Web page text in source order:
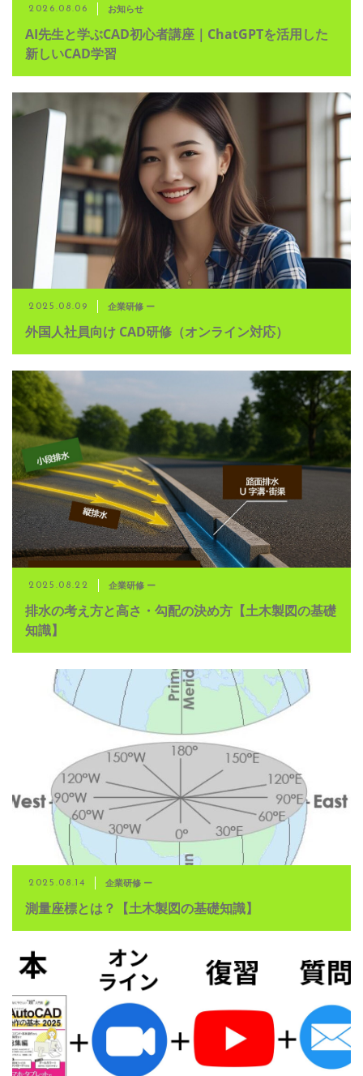
2026.08.06 お知らせ
AI先生と学ぶCAD初心者講座｜ChatGPTを活用した
新しいCAD学習
2025.08.09 企業研修 ー
外国人社員向け CAD研修（オンライン対応）
2025.08.22 企業研修 ー
排水の考え方と高さ・勾配の決め方【土木製図の基礎
知識】
2025.08.14 企業研修 ー
測量座標とは？【土木製図の基礎知識】